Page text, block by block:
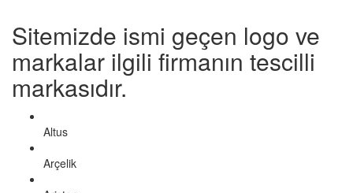
Sitemizde ismi geçen logo ve
markalar ilgili firmanın tescilli
markasıdır.
Altus
Arçelik